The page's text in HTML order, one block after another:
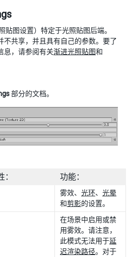
图设置）特定于光照贴图后端。
不共享，并且具有自己的参数。要了
息，请参阅有关渐进光照贴图和
部分的文档。
： 功能：
雾效、 光环、 光晕
和剪影的设置。
在场景中启用或禁
用雾效。请注意，
此模式无法用于延
迟渲染路径。对于